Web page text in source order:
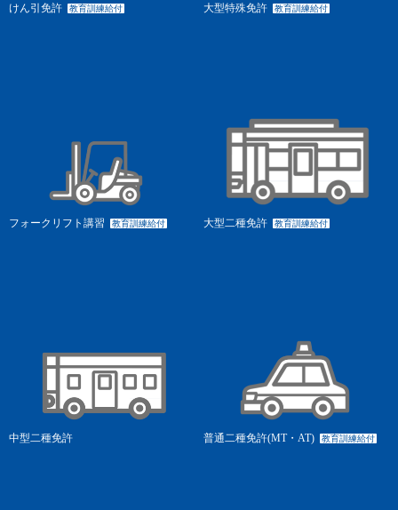
けん引免許 教育訓練給付 大型特殊免許 教育訓練給付
フォークリフト講習 教育訓練給付 大型二種免許 教育訓練給付
中型二種免許 普通二種免許(MT・AT) 教育訓練給付